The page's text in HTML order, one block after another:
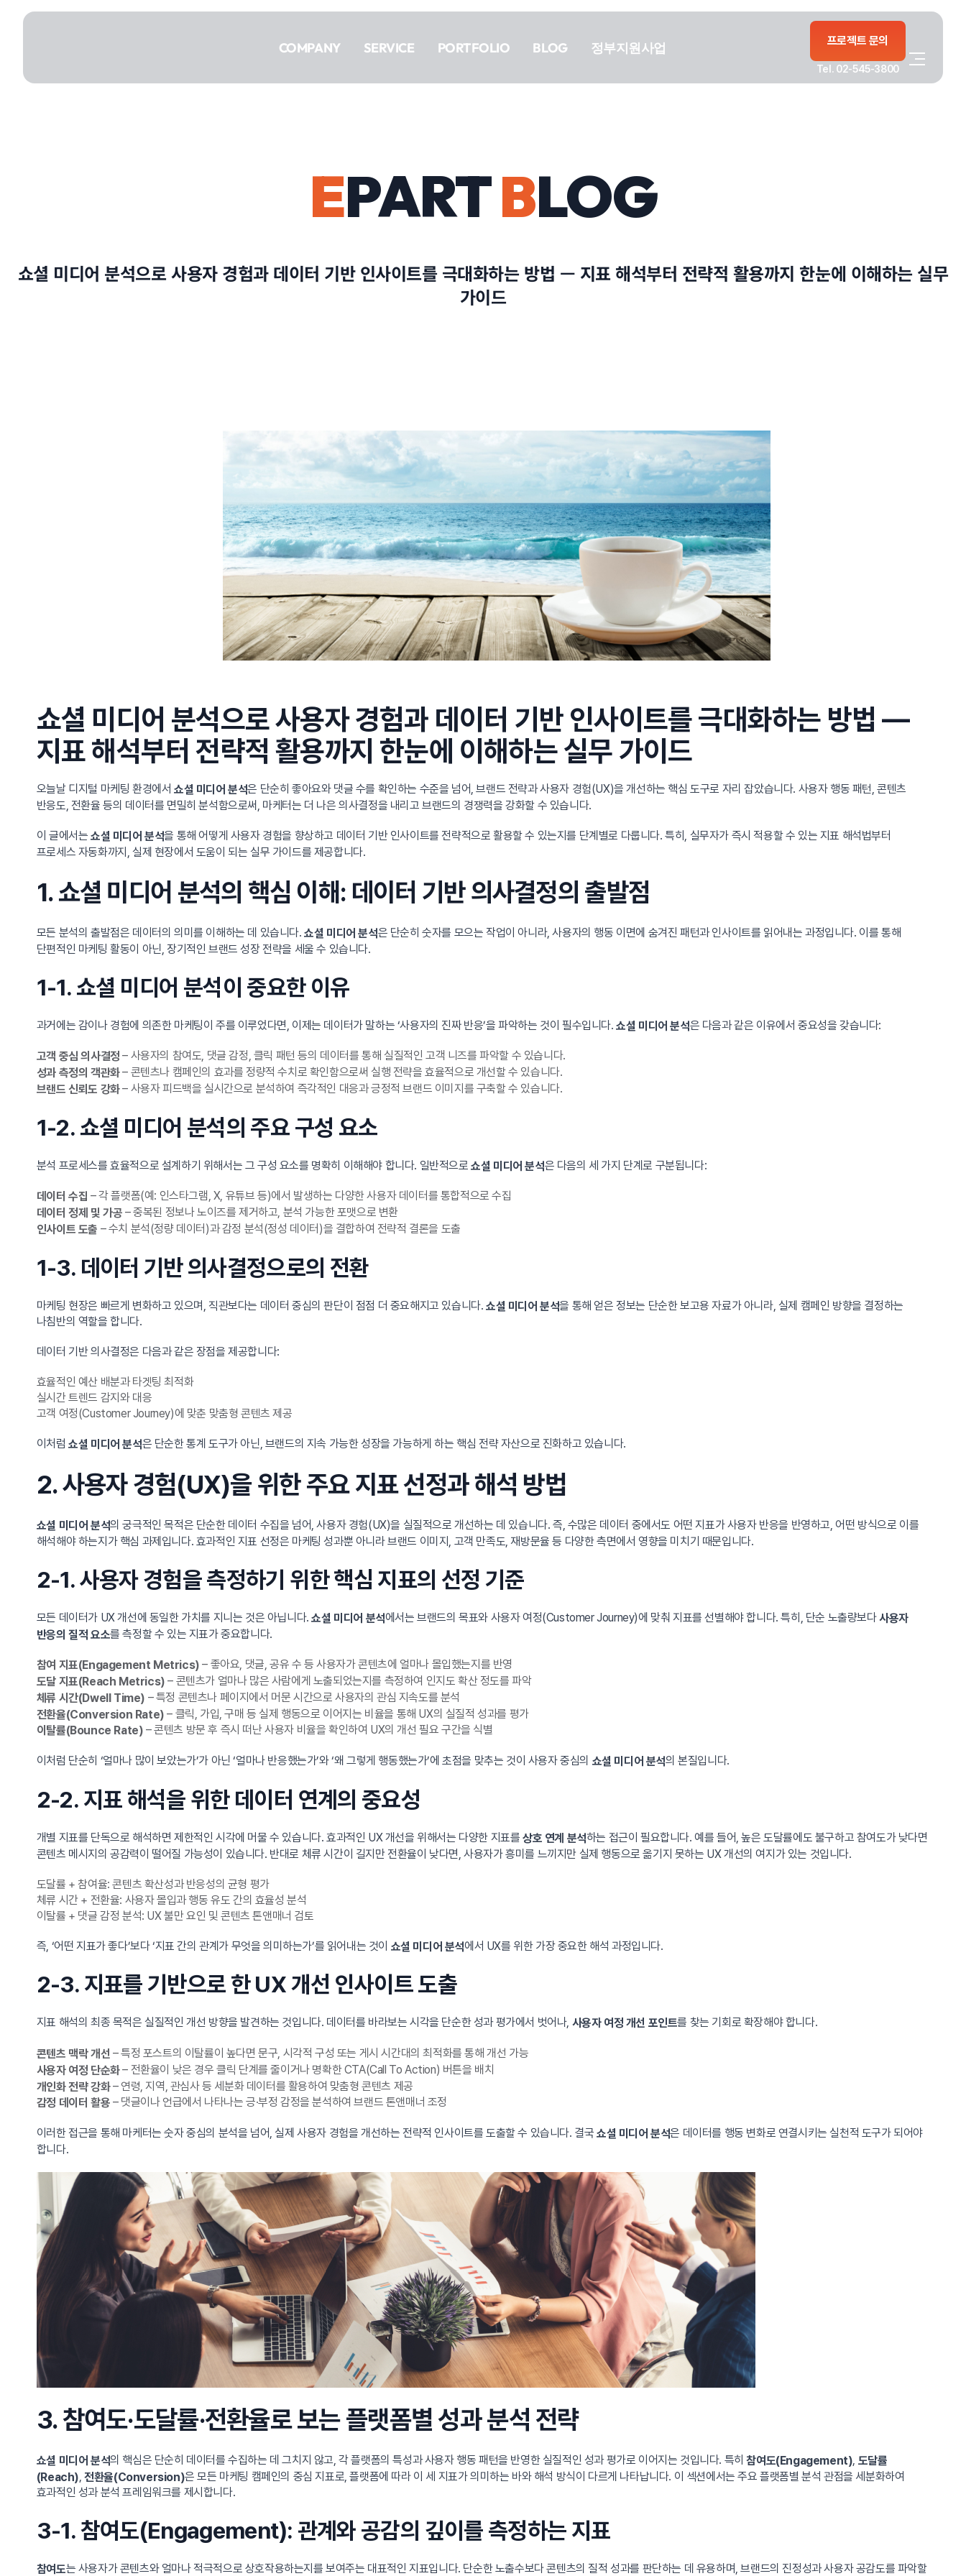
건너뛰기
COMPANY SERVICE PORTFOLIO BLOG 정부지원사업 프로젝트 문의
Tel. 02-545-3800
PORTFOLIO
EPARTBLOG
쇼셜 미디어 분석으로 사용자 경험과 데이터 기반 인사이트를 극대화하는 방법 — 지표 해석부터 전략적 활용까지 한눈에 이해하는 실무
가이드
쇼셜 미디어 분석으로 사용자 경험과 데이터 기반 인사이트를 극대화하는 방법 —
지표 해석부터 전략적 활용까지 한눈에 이해하는 실무 가이드
오늘날 디지털 마케팅 환경에서 쇼셜 미디어 분석은 단순히 좋아요와 댓글 수를 확인하는 수준을 넘어, 브랜드 전략과 사용자 경험(UX)을 개선하는 핵심 도구로 자리 잡았습니다. 사용자 행동 패턴, 콘텐츠
반응도, 전환율 등의 데이터를 면밀히 분석함으로써, 마케터는 더 나은 의사결정을 내리고 브랜드의 경쟁력을 강화할 수 있습니다.
이 글에서는 쇼셜 미디어 분석을 통해 어떻게 사용자 경험을 향상하고 데이터 기반 인사이트를 전략적으로 활용할 수 있는지를 단계별로 다룹니다. 특히, 실무자가 즉시 적용할 수 있는 지표 해석법부터
프로세스 자동화까지, 실제 현장에서 도움이 되는 실무 가이드를 제공합니다.
1. 쇼셜 미디어 분석의 핵심 이해: 데이터 기반 의사결정의 출발점
모든 분석의 출발점은 데이터의 의미를 이해하는 데 있습니다.쇼셜 미디어 분석은 단순히 숫자를 모으는 작업이 아니라, 사용자의 행동 이면에 숨겨진 패턴과 인사이트를 읽어내는 과정입니다. 이를 통해
단편적인 마케팅 활동이 아닌, 장기적인 브랜드 성장 전략을 세울 수 있습니다.
1-1. 쇼셜 미디어 분석이 중요한 이유
과거에는 감이나 경험에 의존한 마케팅이 주를 이루었다면, 이제는 데이터가 말하는 ‘사용자의 진짜 반응’을 파악하는 것이 필수입니다.쇼셜 미디어 분석은 다음과 같은 이유에서 중요성을 갖습니다:
고객 중심 의사결정 – 사용자의 참여도, 댓글 감정, 클릭 패턴 등의 데이터를 통해 실질적인 고객 니즈를 파악할 수 있습니다.
성과 측정의 객관화– 콘텐츠나 캠페인의 효과를 정량적 수치로 확인함으로써 실행 전략을 효율적으로 개선할 수 있습니다.
브랜드 신뢰도 강화– 사용자 피드백을 실시간으로 분석하여 즉각적인 대응과 긍정적 브랜드 이미지를 구축할 수 있습니다.
1-2. 쇼셜 미디어 분석의 주요 구성 요소
분석 프로세스를 효율적으로 설계하기 위해서는 그 구성 요소를 명확히 이해해야 합니다. 일반적으로쇼셜 미디어 분석은 다음의 세 가지 단계로 구분됩니다:
데이터 수집 – 각 플랫폼(예: 인스타그램, X, 유튜브 등)에서 발생하는 다양한 사용자 데이터를 통합적으로 수집
데이터 정제 및 가공 – 중복된 정보나 노이즈를 제거하고, 분석 가능한 포맷으로 변환
인사이트 도출 – 수치 분석(정량 데이터)과 감정 분석(정성 데이터)을 결합하여 전략적 결론을 도출
1-3. 데이터 기반 의사결정으로의 전환
마케팅 현장은 빠르게 변화하고 있으며, 직관보다는 데이터 중심의 판단이 점점 더 중요해지고 있습니다. 쇼셜 미디어 분석을 통해 얻은 정보는 단순한 보고용 자료가 아니라, 실제 캠페인 방향을 결정하는
나침반의 역할을 합니다.
데이터 기반 의사결정은 다음과 같은 장점을 제공합니다:
효율적인 예산 배분과 타겟팅 최적화
실시간 트렌드 감지와 대응
고객 여정(Customer Journey)에 맞춘 맞춤형 콘텐츠 제공
이처럼쇼셜 미디어 분석은 단순한 통계 도구가 아닌, 브랜드의 지속 가능한 성장을 가능하게 하는 핵심 전략 자산으로 진화하고 있습니다.
2. 사용자 경험(UX)을 위한 주요 지표 선정과 해석 방법
쇼셜 미디어 분석의 궁극적인 목적은 단순한 데이터 수집을 넘어, 사용자 경험(UX)을 실질적으로 개선하는 데 있습니다. 즉, 수많은 데이터 중에서도 어떤 지표가 사용자 반응을 반영하고, 어떤 방식으로 이를
해석해야 하는지가 핵심 과제입니다. 효과적인 지표 선정은 마케팅 성과뿐 아니라 브랜드 이미지, 고객 만족도, 재방문율 등 다양한 측면에서 영향을 미치기 때문입니다.
2-1. 사용자 경험을 측정하기 위한 핵심 지표의 선정 기준
모든 데이터가 UX 개선에 동일한 가치를 지니는 것은 아닙니다.쇼셜 미디어 분석에서는 브랜드의 목표와 사용자 여정(Customer Journey)에 맞춰 지표를 선별해야 합니다. 특히, 단순 노출량보다사용자
반응의 질적 요소를 측정할 수 있는 지표가 중요합니다.
참여 지표(Engagement Metrics) – 좋아요, 댓글, 공유 수 등 사용자가 콘텐츠에 얼마나 몰입했는지를 반영
도달 지표(Reach Metrics) – 콘텐츠가 얼마나 많은 사람에게 노출되었는지를 측정하여 인지도 확산 정도를 파악
체류 시간(Dwell Time) – 특정 콘텐츠나 페이지에서 머문 시간으로 사용자의 관심 지속도를 분석
전환율(Conversion Rate) – 클릭, 가입, 구매 등 실제 행동으로 이어지는 비율을 통해 UX의 실질적 성과를 평가
이탈률(Bounce Rate) – 콘텐츠 방문 후 즉시 떠난 사용자 비율을 확인하여 UX의 개선 필요 구간을 식별
이처럼 단순히 ‘얼마나 많이 보았는가’가 아닌 ‘얼마나 반응했는가’와 ‘왜 그렇게 행동했는가’에 초점을 맞추는 것이 사용자 중심의 쇼셜 미디어 분석의 본질입니다.
2-2. 지표 해석을 위한 데이터 연계의 중요성
개별 지표를 단독으로 해석하면 제한적인 시각에 머물 수 있습니다. 효과적인 UX 개선을 위해서는 다양한 지표를 상호 연계 분석하는 접근이 필요합니다. 예를 들어, 높은 도달률에도 불구하고 참여도가 낮다면
콘텐츠 메시지의 공감력이 떨어질 가능성이 있습니다. 반대로 체류 시간이 길지만 전환율이 낮다면, 사용자가 흥미를 느끼지만 실제 행동으로 옮기지 못하는 UX 개선의 여지가 있는 것입니다.
도달률 + 참여율: 콘텐츠 확산성과 반응성의 균형 평가
체류 시간 + 전환율: 사용자 몰입과 행동 유도 간의 효율성 분석
이탈률 + 댓글 감정 분석: UX 불만 요인 및 콘텐츠 톤앤매너 검토
즉, ‘어떤 지표가 좋다’보다 ‘지표 간의 관계가 무엇을 의미하는가’를 읽어내는 것이 쇼셜 미디어 분석에서 UX를 위한 가장 중요한 해석 과정입니다.
2-3. 지표를 기반으로 한 UX 개선 인사이트 도출
지표 해석의 최종 목적은 실질적인 개선 방향을 발견하는 것입니다. 데이터를 바라보는 시각을 단순한 성과 평가에서 벗어나, 사용자 여정 개선 포인트를 찾는 기회로 확장해야 합니다.
콘텐츠 맥락 개선 – 특정 포스트의 이탈률이 높다면 문구, 시각적 구성 또는 게시 시간대의 최적화를 통해 개선 가능
사용자 여정 단순화– 전환율이 낮은 경우 클릭 단계를 줄이거나 명확한 CTA(Call To Action) 버튼을 배치
개인화 전략 강화– 연령, 지역, 관심사 등 세분화 데이터를 활용하여 맞춤형 콘텐츠 제공
감정 데이터 활용 – 댓글이나 언급에서 나타나는 긍·부정 감정을 분석하여 브랜드 톤앤매너 조정
이러한 접근을 통해 마케터는 숫자 중심의 분석을 넘어, 실제 사용자 경험을 개선하는 전략적 인사이트를 도출할 수 있습니다. 결국 쇼셜 미디어 분석은 데이터를 행동 변화로 연결시키는 실천적 도구가 되어야
합니다.
3. 참여도·도달률·전환율로 보는 플랫폼별 성과 분석 전략
쇼셜 미디어 분석의 핵심은 단순히 데이터를 수집하는 데 그치지 않고, 각 플랫폼의 특성과 사용자 행동 패턴을 반영한 실질적인 성과 평가로 이어지는 것입니다. 특히참여도(Engagement), 도달률
(Reach) ,전환율(Conversion)은 모든 마케팅 캠페인의 중심 지표로, 플랫폼에 따라 이 세 지표가 의미하는 바와 해석 방식이 다르게 나타납니다. 이 섹션에서는 주요 플랫폼별 분석 관점을 세분화하여
효과적인 성과 분석 프레임워크를 제시합니다.
3-1. 참여도(Engagement): 관계와 공감의 깊이를 측정하는 지표
참여도는 사용자가 콘텐츠와 얼마나 적극적으로 상호작용하는지를 보여주는 대표적인 지표입니다. 단순한 노출수보다 콘텐츠의 질적 성과를 판단하는 데 유용하며, 브랜드의 진정성과 사용자 공감도를 파악할